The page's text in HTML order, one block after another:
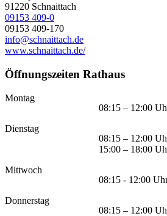
91220 Schnaittach
09153 409-0
09153 409-170
info@schnaittach.de
www.schnaittach.de/
Öffnungszeiten Rathaus
Montag
08:15 – 12:00
Dienstag
08:15 – 12:00
15:00 – 18:00
Mittwoch
08:15 - 12:00
Donnerstag
08:15 – 12:00